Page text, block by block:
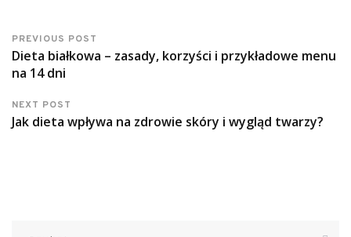
PREVIOUS POST
Dieta białkowa – zasady, korzyści i przykładowe menu
na 14 dni
NEXT POST
Jak dieta wpływa na zdrowie skóry i wygląd twarzy?